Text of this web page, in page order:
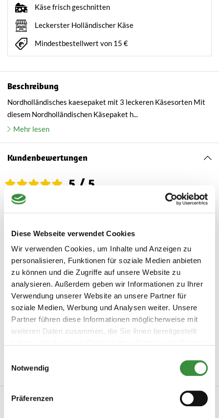
Diese Webseite verwendet Cookies
Wir verwenden Cookies, um Inhalte und Anzeigen zu
personalisieren, Funktionen für soziale Medien anbieten
zu können und die Zugriffe auf unsere Website zu
analysieren. Außerdem geben wir Informationen zu Ihrer
Verwendung unserer Website an unsere Partner für
soziale Medien, Werbung und Analysen weiter. Unsere
Partner führen diese Informationen möglicherweise mit
weiteren Daten zusammen, die Sie ihnen bereitgestellt
Notwendig
Präferenzen
Käse frisch geschnitten
Leckerster Holländischer Käse
Mindestbestellwert von 15 €
Beschreibung
Nordholländisches kaesepaket mit 3 leckeren Käsesorten Mit
diesem Nordholländischen Käsepaket h...
Mehr lesen
Kundenbewertungen
5 / 5
Basierend auf 2 Bewertungen
By Peter on 20.11.23
Habe das Nordholland-Paket bestellt, absolut empfehlenswert.
Lieferung top verpackt, pünktlich. Und der Inhalt einfach super
lecker!
Sehr lecker! .
By Jörg on 16.01.23
Wir haben mit "pittig" begonnen und das war sehr cremig und
Produktinformation